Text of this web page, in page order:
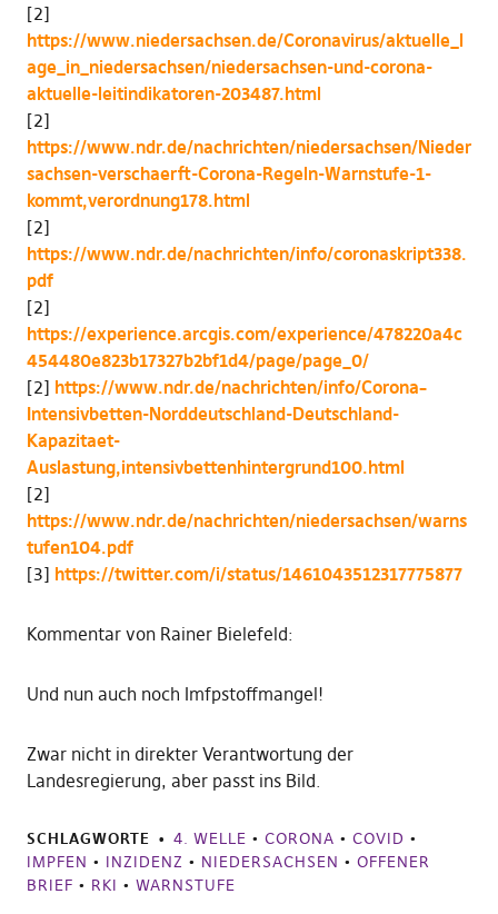
[2]
https://www.niedersachsen.de/Coronavirus/aktuelle_l
age_in_niedersachsen/niedersachsen-und-corona-
aktuelle-leitindikatoren-203487.html
[2]
https://www.ndr.de/nachrichten/niedersachsen/Nieder
sachsen-verschaerft-Corona-Regeln-Warnstufe-1-
kommt,verordnung178.html
[2]
https://www.ndr.de/nachrichten/info/coronaskript338.
pdf
[2]
https://experience.arcgis.com/experience/478220a4c
454480e823b17327b2bf1d4/page/page_0/
[2] https://www.ndr.de/nachrichten/info/Corona–
Intensivbetten-Norddeutschland-Deutschland-
Kapazitaet-
Auslastung,intensivbettenhintergrund100.html
[2]
https://www.ndr.de/nachrichten/niedersachsen/warns
tufen104.pdf
[3] https://twitter.com/i/status/1461043512317775877
Kommentar von Rainer Bielefeld:
Und nun auch noch Imfpstoffmangel!
Zwar nicht in direkter Verantwortung der
Landesregierung, aber passt ins Bild.
SCHLAGWORTE 4. WELLE • CORONA • COVID •
IMPFEN • INZIDENZ • NIEDERSACHSEN • OFFENER
BRIEF • RKI • WARNSTUFE